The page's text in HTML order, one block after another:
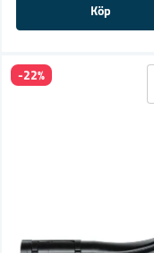
Köp
-22%